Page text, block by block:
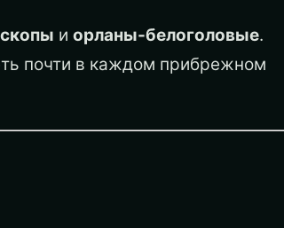
скопы и орланы-белоголовые.
почти в каждом прибрежном